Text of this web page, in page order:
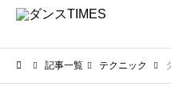
記事一覧 テクニック